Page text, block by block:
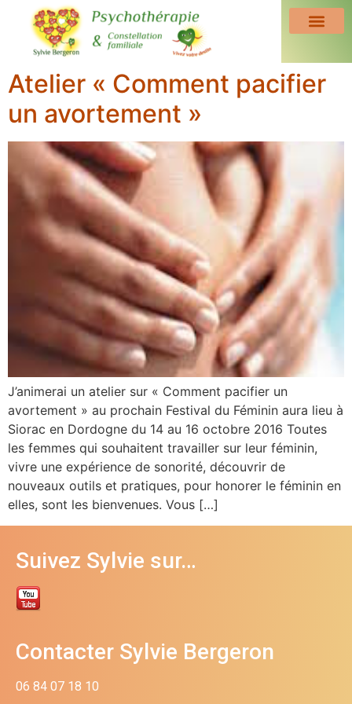
Atelier « Comment pacifier
un avortement »
J’animerai un atelier sur « Comment pacifier un
avortement » au prochain Festival du Féminin aura lieu à
Siorac en Dordogne du 14 au 16 octobre 2016 Toutes
les femmes qui souhaitent travailler sur leur féminin,
vivre une expérience de sonorité, découvrir de
nouveaux outils et pratiques, pour honorer le féminin en
elles, sont les bienvenues. Vous […]
Suivez Sylvie sur…
Contacter Sylvie Bergeron
06 84 07 18 10